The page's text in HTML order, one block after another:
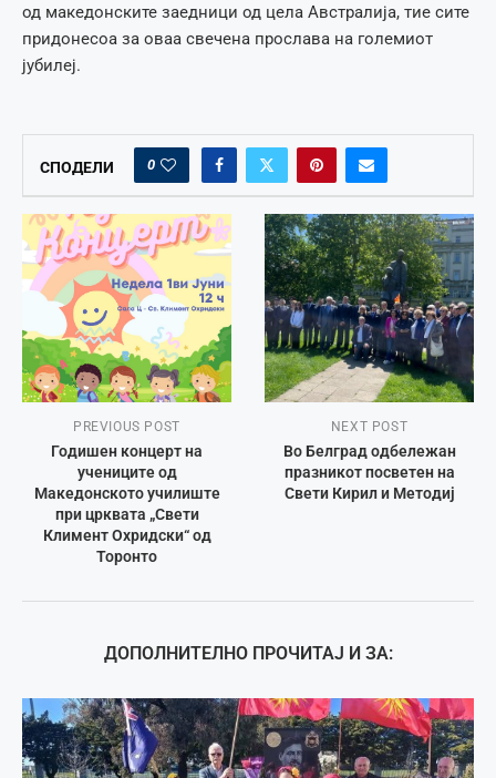
од македонските заедници од цела Австралија, тие сите
придонесоа за оваа свечена прослава на големиот
јубилеј.
СПОДЕЛИ 0
PREVIOUS POST
Годишен концерт на
учениците од
Македонското училиште
при црквата „Свети
Климент Охридски“ од
Торонто
NEXT POST
Во Белград одбележан
празникот посветен на
Свети Кирил и Методиј
ДОПОЛНИТЕЛНО ПРОЧИТАЈ И ЗА: